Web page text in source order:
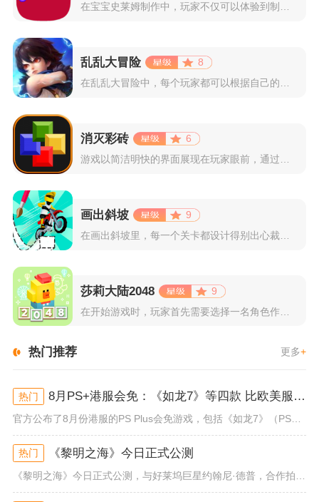
在宝宝史莱姆制作中，玩家不仅可以体验到制作史莱姆的乐趣，还能...
乱乱大冒险
8
消灭彩砖
6
画出斜坡
9
莎莉大陆2048
9
热门推荐 更多+
热门 8月PS+港服会免：《如龙7》等四款 比欧美服多一款
官方公布了8月份港服的PS Plus会免游戏，包括《如龙7》（PS4/PS5）、《小小梦魇》（PS4）、《托尼霍克职业滑...
热门 《黎明之海》今日正式公测